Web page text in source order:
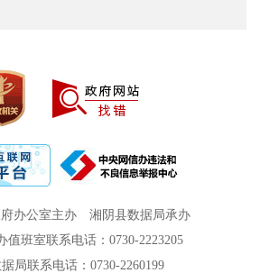
办公室主办
湘阴县数据局承办
值班室联系电话：0730-2223205
局联系电话：0730-2260199